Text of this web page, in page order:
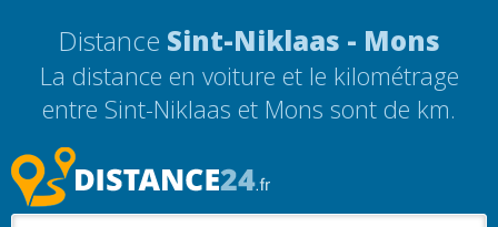
Distance Sint-Niklaas - Mons
La distance en voiture et le kilométrage
entre Sint-Niklaas et Mons sont de km.